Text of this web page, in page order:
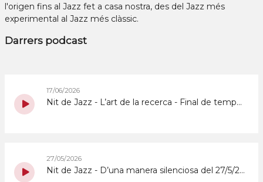
l'origen fins al Jazz fet a casa nostra, des del Jazz més
experimental al Jazz més clàssic.
Darrers podcast
17/06/2026
Nit de Jazz - L’art de la recerca - Final de temporada del 17/6/2026
27/05/2026
Nit de Jazz - D’una manera silenciosa del 27/5/2026